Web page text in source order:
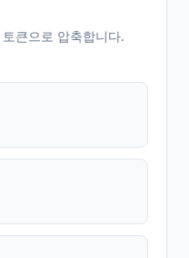
큰으로 압축합니다.